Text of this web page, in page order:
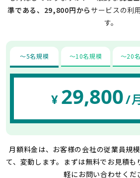
準である、29,800円から サービスの利
す。
〜5名規模 〜10名規模 〜20
¥ 29,800/
月額料金は、お客様の会社の従業員規
て、変動します。 まずは無料でお見積も
軽にお問い合わせくだ